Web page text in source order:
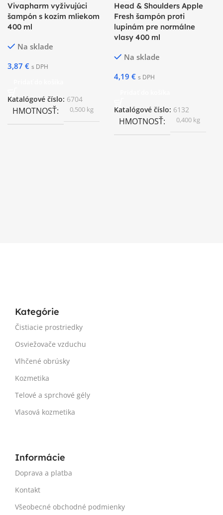
Vivapharm vyživujúci
šampón s kozím mliekom
400 ml
Na sklade
3,87 € s DPH
Katalógové číslo: 6704
HMOTNOSŤ 0,500 kg
Head & Shoulders Apple
Fresh šampón proti
lupinám pre normálne
vlasy 400 ml
Na sklade
4,19 € s DPH
Katalógové číslo: 6132
HMOTNOSŤ 0,400 kg
Kategórie
Čistiacie prostriedky
Osviežovače vzduchu
Vlhčené obrúsky
Kozmetika
Telové a sprchové gély
Vlasová kozmetika
Informácie
Doprava a platba
Kontakt
Všeobecné obchodné podmienky